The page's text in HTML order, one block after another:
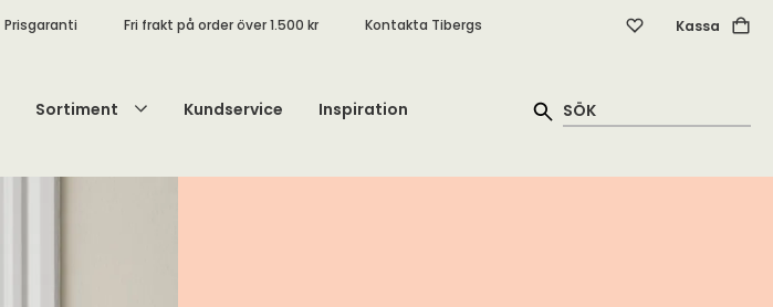
Prisgaranti Fri frakt på order över 1.500 kr Kontakta Tibergs Kassa
Sortiment Kundservice Inspiration